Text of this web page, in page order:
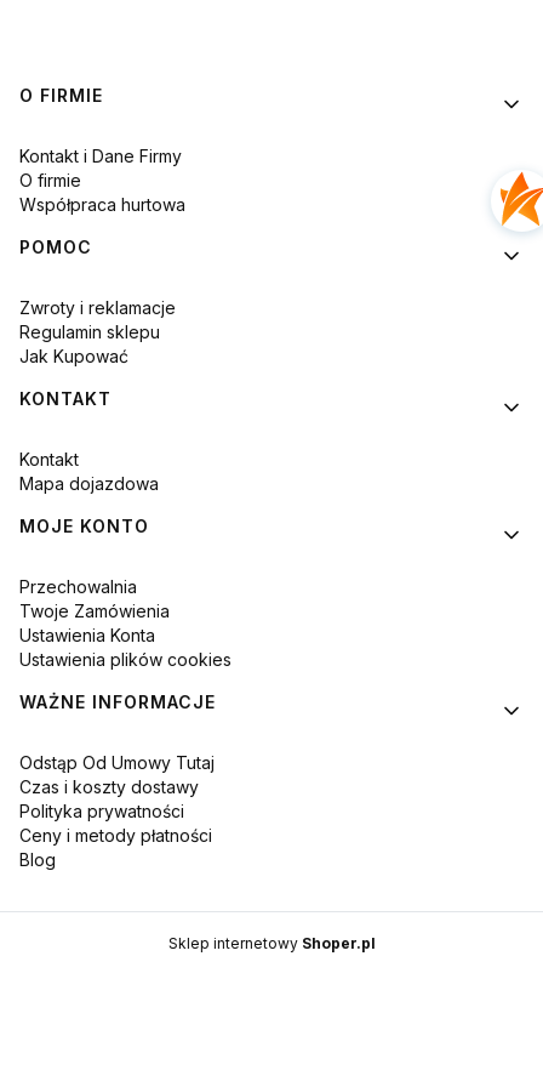
Linki w stopce
O FIRMIE
Kontakt i Dane Firmy
O firmie
Współpraca hurtowa
POMOC
Zwroty i reklamacje
Regulamin sklepu
Jak Kupować
KONTAKT
Kontakt
Mapa dojazdowa
MOJE KONTO
Przechowalnia
Twoje Zamówienia
Ustawienia Konta
Ustawienia plików cookies
WAŻNE INFORMACJE
Odstąp Od Umowy Tutaj
Czas i koszty dostawy
Polityka prywatności
Ceny i metody płatności
Blog
Sklep internetowy Shoper.pl